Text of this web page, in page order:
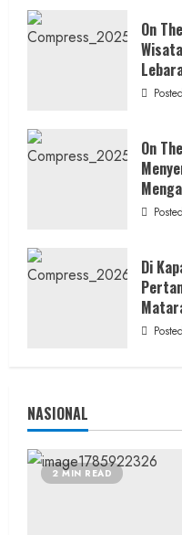
WARTA YOGYAKARTA
Gubernur DIY
Tinggi, Aris
Posted on 13
Wisata
Kekinian
On
On
Di
NASIONAL
2 MIN READ